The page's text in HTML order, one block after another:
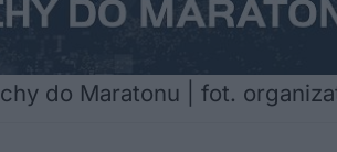
do Maratonu | fot.